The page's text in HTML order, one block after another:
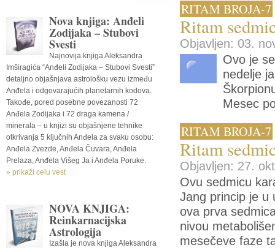
Nova knjiga: Anđeli
Zodijaka – Stubovi
Svesti
Najnovija knjiga Aleksandra
Imširagića “Anđeli Zodijaka – Stubovi Svesti”
detaljno objašnjava astrološku vezu između
Anđela i odgovarajućih planetarnih kodova.
Takođe, pored posebne povezanosti 72
Anđela Zodijaka i 72 draga kamena /
minerala – u knjizi su objašnjene tehnike
otkrivanja 5 ključnih Anđela za svaku osobu:
Anđela Zvezde, Anđela Čuvara, Anđela
Prelaza, Anđela Višeg Ja i Anđela Poruke.
» prikaži celu vest
NOVA KNJIGA:
Reinkarnacijska
Astrologija
Izašla je nova knjiga Aleksandra
RITAM BROJA-7
Ritam
Objavljen: 03.
Ovo je
nedelje
Mesec
RITAM BROJA-7
Ritam
Objavljen: 27.
Ovu sedmicu
Jang princip je u
ova prva
nivou
mesečeve faze